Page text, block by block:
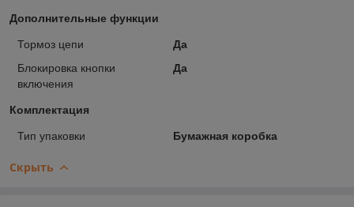
Дополнительные функции
Тормоз цепи
Да
Блокировка кнопки
включения
Да
Комплектация
Тип упаковки Бумажная коробка
Скрыть